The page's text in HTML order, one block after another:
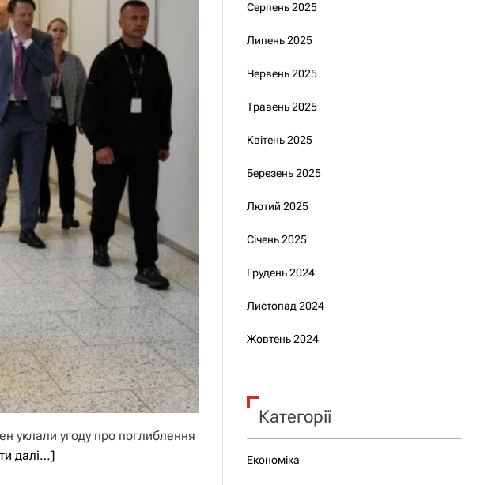
уклали угоду про поглиблення
далі…]
Серпень 2025
Липень 2025
Червень 2025
Травень 2025
Квітень 2025
Березень 2025
Лютий 2025
Січень 2025
Грудень 2024
Листопад 2024
Жовтень 2024
Категорії
Економіка